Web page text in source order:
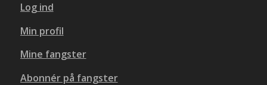
Log ind
Min profil
Mine fangster
Abonnér på fangster